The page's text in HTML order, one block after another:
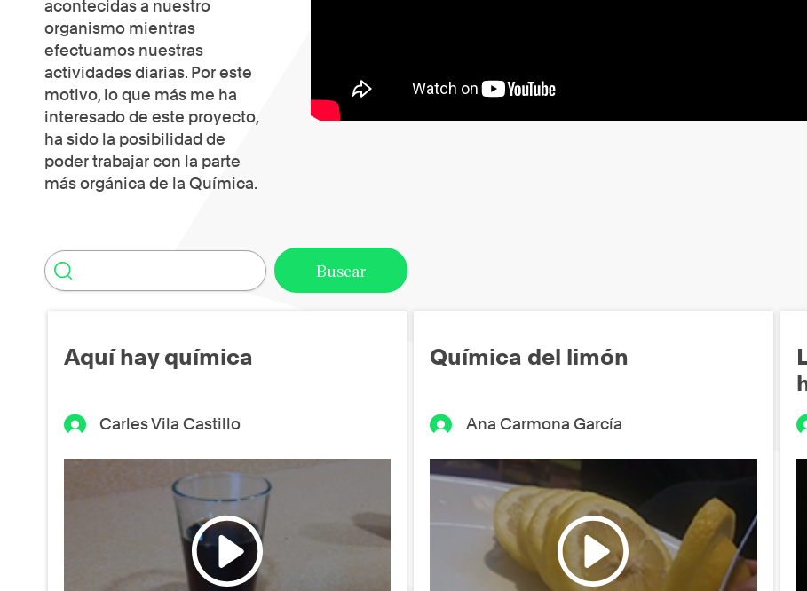
acontecidas a nuestro
organismo mientras
efectuamos nuestras
actividades diarias. Por este
motivo, lo que más me ha
interesado de este proyecto,
ha sido la posibilidad de
poder trabajar con la parte
más orgánica de la Química.
Aquí hay química
Carles Vila Castillo
Química del limón
Ana Carmona García